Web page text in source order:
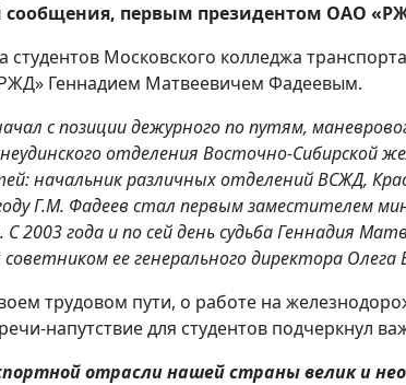
сообщения, первым президентом ОАО
студентов Московского колледжа
Геннадием Матвеевичем Фадеевым.
с позиции дежурного по путям,
отделения Восточно-Сибирской
начальник различных отделений ВСЖД,
Г.М. Фадеев стал первым заместителем
2003 года и по сей день судьба Геннадия
ее генерального директора Олега
трудовом пути, о работе на
напутствие для студентов подчеркнул
отрасли нашей страны велик и